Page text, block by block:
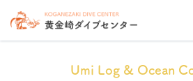
Umi Log & Ocean